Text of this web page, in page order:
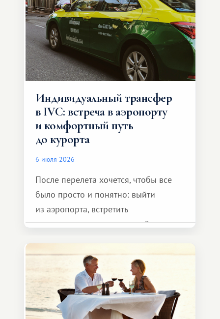
Индивидуальный трансфер
в IVC: встреча в аэропорту
и комфортный путь
до курорта
6 июля 2026
После перелета хочется, чтобы все
было просто и понятно: выйти
из аэропорта, встретить
представителя транспортной
и спокойно доехать до курорта.